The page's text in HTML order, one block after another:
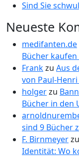
Sind Sie
Neueste
medifanten.de
Bücher
Frankzu Aus
von Paul-
holgerzu
Bücher in den
sind 9 Bücher
F. Birnmeyerzu
Identität: Wo